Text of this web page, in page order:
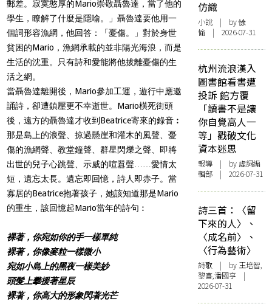
郵差。寂寞憨厚的Mario崇敬聶魯達，當了他的
學生，瞭解了什麼是隱喻。」聶魯達要他用一
個詞形容漁網，他回答：「憂傷。」對於身世
貧困的Mario，漁網承載的並非陽光海浪，而是
生活的沈重。只有詩和愛能將他拔離憂傷的生
活之網。
當聶魯達離開後，Mario參加工運，遊行中應邀
誦詩，卻遭鎮壓更不幸逝世。Mario橫死街頭
後，遠方的聶魯達才收到Beatrice寄來的錄音︰
那是島上的浪聲、掠過懸崖和灌木的風聲、憂
傷的漁網聲、教堂鐘聲、群星閃爍之聲、即將
出世的兒子心跳聲、示威的喧囂聲……愛情太
短，遺忘太長。遺忘即回憶，詩人即赤子。當
寡居的Beatrice抱著孩子，她該知道那是Mario
的重生，該回憶起Mario當年的詩句︰
裸著，你宛如你的手一樣單純
裸著，你像麥粒一樣微小
宛如小島上的黑夜一樣美妙
頭髮上攀援著星辰
裸著，你高大的形象閃著光芒
仿織
小說 | by 悇
愉 | 2026-07-31
杭州流浪漢入
圖書館看書遭
投訴 館方覆
「讀書不是讓
你自覺高人一
等」戳破文化
資本迷思
報導 | by 虛詞編
輯部 | 2026-07-31
詩三首：〈留
下來的人〉、
〈成名前〉、
〈行為藝術〉
詩歌 | by 王培智,
黎喜,潘國亨 |
2026-07-31